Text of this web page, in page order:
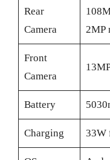
Rear
Camera
2MP
Front
Camera
Battery
Charging 33W